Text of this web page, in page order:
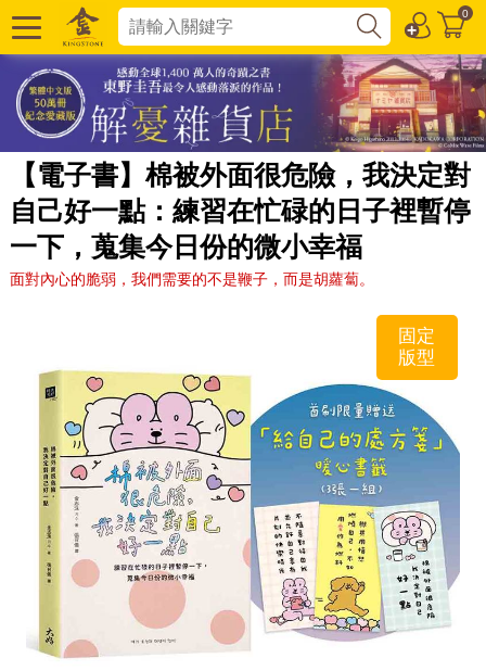
0
【電子書】棉被外面很危險，我決定對
自己好一點：練習在忙碌的日子裡暫停
一下，蒐集今日份的微小幸福
面對內心的脆弱，我們需要的不是鞭子，而是胡蘿蔔。
固定
版型